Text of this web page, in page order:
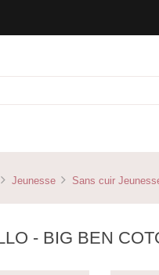
Jeunesse Sans cuir
- BIG BEN